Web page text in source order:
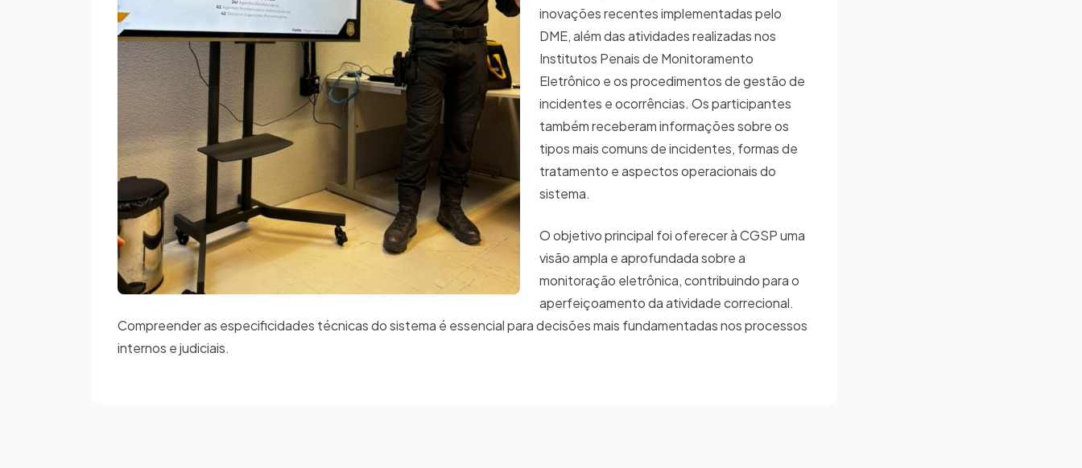
inovações recentes implementadas pelo
DME, além das atividades realizadas nos
Institutos Penais de Monitoramento
Eletrônico e os procedimentos de gestão de
incidentes e ocorrências. Os participantes
também receberam informações sobre os
tipos mais comuns de incidentes, formas de
tratamento e aspectos operacionais do
sistema.
O objetivo principal foi oferecer à CGSP uma
visão ampla e aprofundada sobre a
monitoração eletrônica, contribuindo para o
aperfeiçoamento da atividade correcional.
Compreender as especificidades técnicas do sistema é essencial para decisões mais fundamentadas nos processos
internos e judiciais.